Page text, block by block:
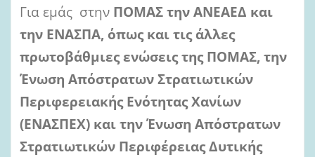
Για εμάς στην ΠΟΜΑΣ την ΑΝΕΑΕΔ και
την ΕΝΑΣΠΑ, όπως και τις άλλες
πρωτοβάθμιες ενώσεις της ΠΟΜΑΣ, την
Ένωση Απόστρατων Στρατιωτικών
Περιφερειακής Ενότητας Χανίων
(ΕΝΑΣΠΕΧ) και την Ένωση Απόστρατων
Στρατιωτικών Περιφέρειας Δυτικής